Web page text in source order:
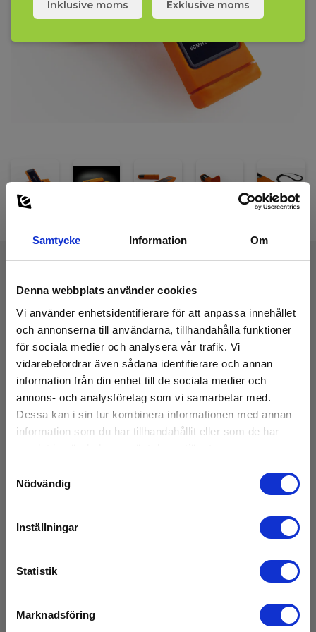
Samtycke Information Om
Denna webbplats använder cookies
Vi använder enhetsidentifierare för att anpassa innehållet
och annonserna till användarna, tillhandahålla funktioner
för sociala medier och analysera vår trafik. Vi
vidarebefordrar även sådana identifierare och annan
information från din enhet till de sociala medier och
annons- och analysföretag som vi samarbetar med.
Dessa kan i sin tur kombinera informationen med annan
information som du har tillhandahållit eller som de har
samlat in när du har använt deras tjänster.
Nödvändig
Inställningar
Statistik
Marknadsföring
Elma Fieldsense 2.0 levereras klar för användning med batterier i
en väska med handledsrem och fästanordning.
Tekniska Data:
Batteri
Mått
64
50Mhz...6Ghz
2 st, AA, Inkl.
Elma_Datasheet_Elma_Elma_Fieldsense_2.0__EN.pdf
Inklusive moms Exklusive moms